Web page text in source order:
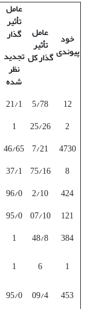
خود
پیوندی
عامل
تأثیر
گذار کل
عامل
تأثیر
گذار
تجدید
نظر
شده
12
5/78
21/1
2
25/26
1
4730
7/21
46/65
8
75/16
37/1
424
2/10
96/0
121
07/10
95/0
384
48/8
1
1
6
1
453
09/4
95/0